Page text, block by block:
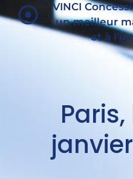
VINCI
un meilleur
et à
Paris,